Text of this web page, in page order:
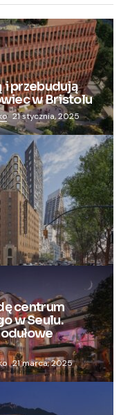
i przebudują
w Bristolu
21 stycznia, 2025
dla kobiet w
20 lipca, 2024
centrum
w Seulu.
21 marca, 2025